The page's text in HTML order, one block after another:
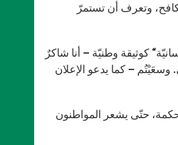
وتعرف أن تستمرّ
كوثيقة وطنيّة – أنا شاكرٌ
مع شيخ الأزهر في 4 شباط/فبراير 2019 في أبو ظبي. وسعَيْتُم – كما يدعو الإعلان
حتّى يشعر المواطنون